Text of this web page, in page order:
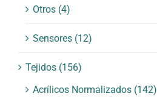
Otros (4)
Sensores (12)
Tejidos (156)
Acrílicos Normalizados (142)